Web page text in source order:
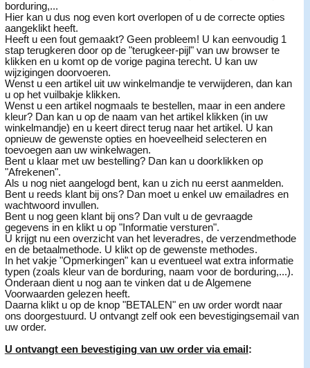
borduring,...
Hier kan u dus nog even kort overlopen of u de correcte opties
aangeklikt heeft.
Heeft u een fout gemaakt? Geen probleem! U kan eenvoudig 1
stap terugkeren door op de "terugkeer-pijl" van uw browser te
klikken en u komt op de vorige pagina terecht. U kan uw
wijzigingen doorvoeren.
Wenst u een artikel uit uw winkelmandje te verwijderen, dan kan
u op het vuilbakje klikken.
Wenst u een artikel nogmaals te bestellen, maar in een andere
kleur? Dan kan u op de naam van het artikel klikken (in uw
winkelmandje) en u keert direct terug naar het artikel. U kan
opnieuw de gewenste opties en hoeveelheid selecteren en
toevoegen aan uw winkelwagen.
Bent u klaar met uw bestelling? Dan kan u doorklikken op
"Afrekenen".
Als u nog niet aangelogd bent, kan u zich nu eerst aanmelden.
Bent u reeds klant bij ons? Dan moet u enkel uw emailadres en
wachtwoord invullen.
Bent u nog geen klant bij ons? Dan vult u de gevraagde
gegevens in en klikt u op "Informatie versturen".
U krijgt nu een overzicht van het leveradres, de verzendmethode
en de betaalmethode. U klikt op de gewenste methodes.
In het vakje "Opmerkingen" kan u eventueel wat extra informatie
typen (zoals kleur van de borduring, naam voor de borduring,...).
Onderaan dient u nog aan te vinken dat u de Algemene
Voorwaarden gelezen heeft.
Daarna klikt u op de knop "BETALEN" en uw order wordt naar
ons doorgestuurd. U ontvangt zelf ook een bevestigingsemail van
uw order.
U ontvangt een bevestiging van uw order via email :